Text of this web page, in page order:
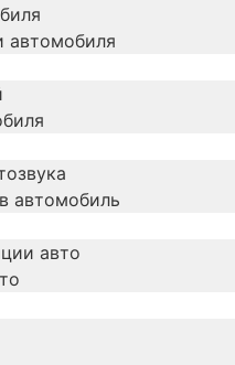
автомобиля
автомобиль
авто